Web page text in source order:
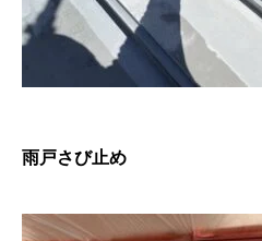
雨戸さび止め